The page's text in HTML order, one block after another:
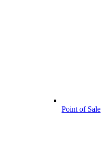
Point of Sale